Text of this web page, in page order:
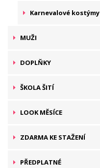
Karnevalové kostýmy
MUŽI
DOPLŇKY
ŠKOLA ŠITÍ
LOOK MĚSÍCE
ZDARMA KE STAŽENÍ
PŘEDPLATNÉ